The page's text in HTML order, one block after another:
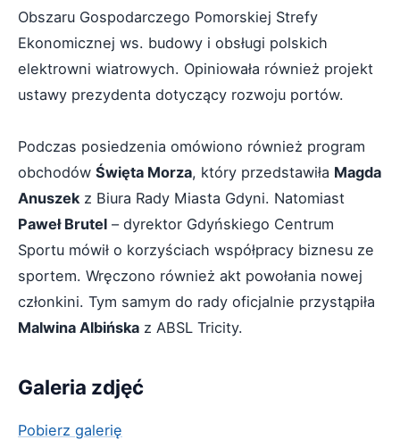
Obszaru Gospodarczego Pomorskiej Strefy
Ekonomicznej ws. budowy i obsługi polskich
elektrowni wiatrowych. Opiniowała również projekt
ustawy prezydenta dotyczący rozwoju portów.
Podczas posiedzenia omówiono również program
obchodów Święta Morza, który przedstawiła Magda
Anuszekz Biura Rady Miasta Gdyni. Natomiast
Paweł Brutel – dyrektor Gdyńskiego Centrum
Sportu mówił o korzyściach współpracy biznesu ze
sportem. Wręczono również akt powołania nowej
członkini. Tym samym do rady oficjalnie przystąpiła
Malwina Albińska z ABSL Tricity.
Galeria zdjęć
Pobierz galerię